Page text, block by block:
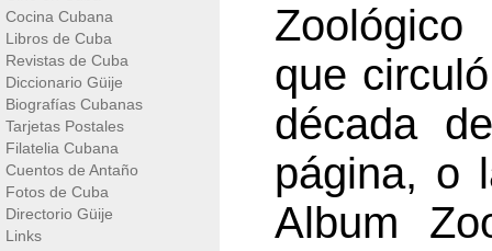
Cocina Cubana
Libros de Cuba
Revistas de Cuba
Diccionario Güije
Biografías Cubanas
Tarjetas Postales
Filatelia Cubana
Cuentos de Antaño
Fotos de Cuba
Directorio Güije
Links
que
década
página, o
Album